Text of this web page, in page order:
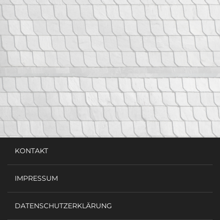
KONTAKT
IMPRESSUM
DATENSCHUTZERKLÄRUNG